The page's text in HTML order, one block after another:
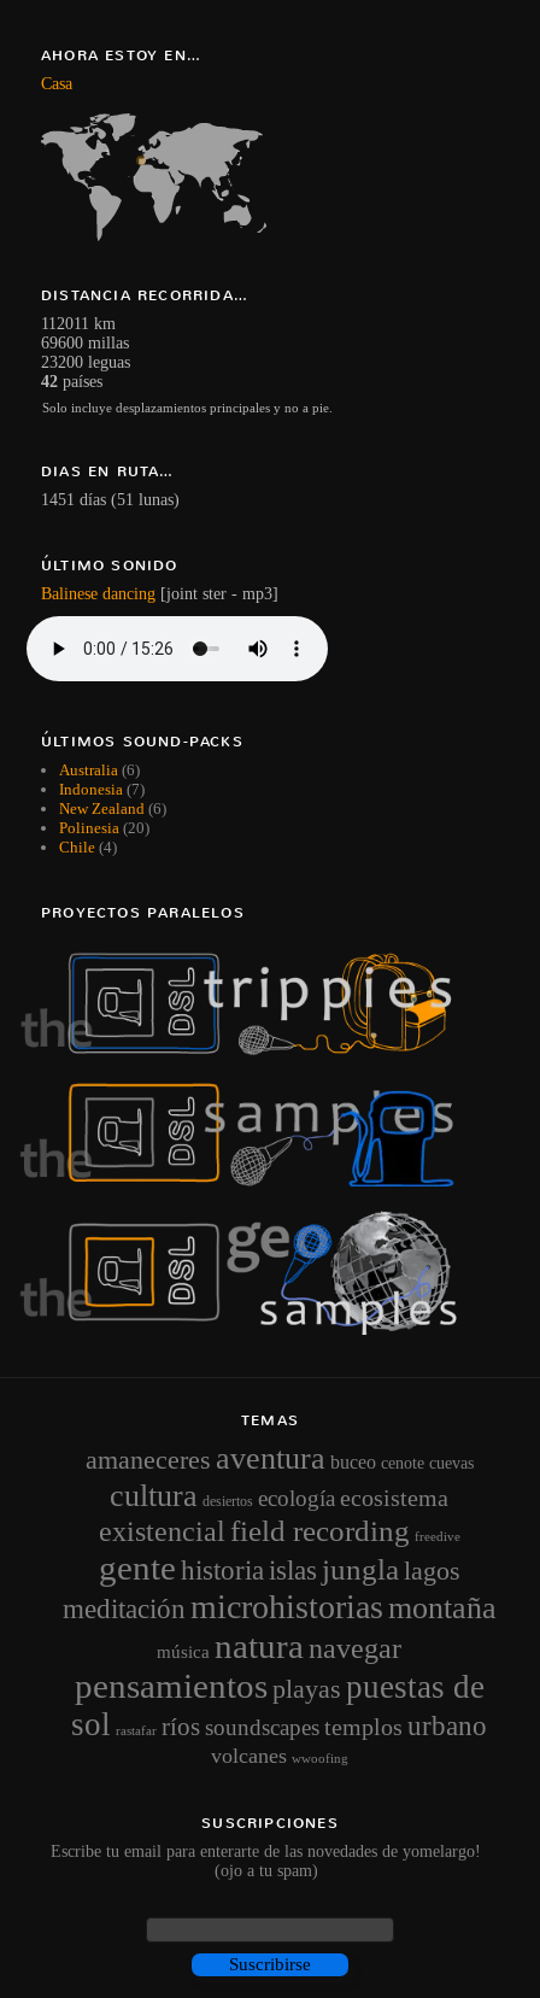
AHORA ESTOY EN…
Casa
DISTANCIA RECORRIDA…
112011 km
69600 millas
23200 leguas
42 países
Solo incluye desplazamientos principales y no a pie.
DIAS EN RUTA…
1451 días (51 lunas)
ÚLTIMO SONIDO
Balinese dancing [joint ster - mp3]
ÚLTIMOS SOUND-PACKS
Australia (6)
Indonesia (7)
New Zealand (6)
Polinesia (20)
Chile (4)
PROYECTOS PARALELOS
TEMAS
amaneceres aventura buceo cenote cuevas
cultura desiertos ecología ecosistema
existencial field recording freedive
gentehistoria islas jungla lagos
meditación microhistoriasmontaña
música natura navegar
pensamientos playas puestas de
sol rastafar ríos soundscapestemplos urbano
volcanes wwoofing
SUSCRIPCIONES
Escribe tu email para enterarte de las novedades de yomelargo!
(ojo a tu spam)